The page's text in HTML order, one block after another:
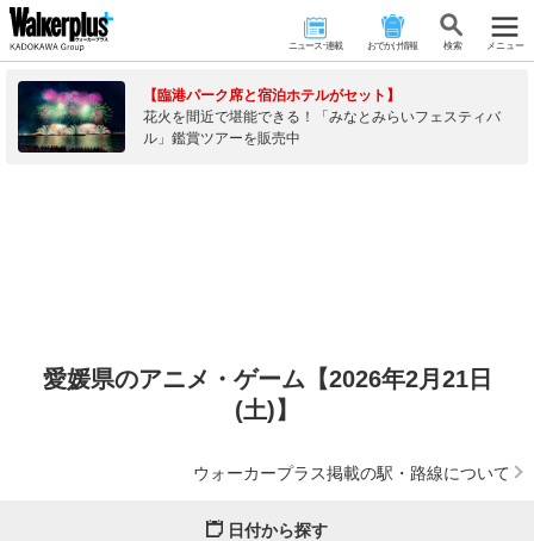
ニュース･連載 おでかけ情報 検 索 メニュー
【臨港パーク席と宿泊ホテルがセット】
花火を間近で堪能できる！「みなとみらいフェスティバ
ル」鑑賞ツアーを販売中
愛媛県のアニメ・ゲーム【2026年2月21日
(土)】
ウォーカープラス掲載の駅・路線について
日付から探す